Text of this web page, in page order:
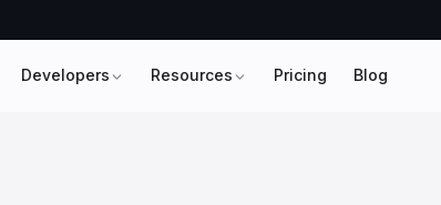
Developers Resources Pricing Blog